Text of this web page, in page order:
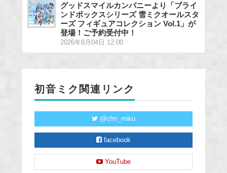
グッドスマイルカンパニーより「ブライ
ンドボックスシリーズ 雪ミクオールスタ
ーズ フィギュアコレクション Vol.1」が
登場！ご予約受付中！
2026年8月04日 12:00
初音ミク関連リンク
@cfm_miku
facebook
YouTube